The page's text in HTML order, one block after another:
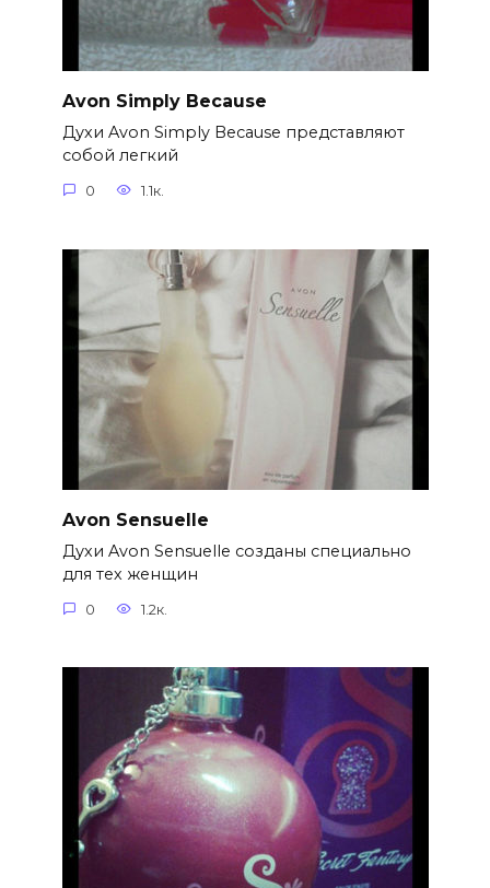
Avon Simply Because
Духи Avon Simply Because представляют
собой легкий
0 1.1к.
Avon Sensuelle
Духи Avon Sensuelle созданы специально
для тех женщин
0 1.2к.